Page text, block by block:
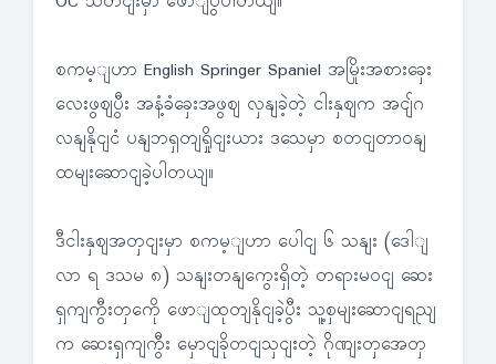
စကမ့ျဟာ English Springer Spaniel အမြိုးအစားခှေး
လေးဖွဈပွီး အနံ့ခံခှေးအဖွဈ လှနျခဲ့တဲ့ ငါးနှဈက အငျ်ဂ
လနျနိုငျငံ ပနျဘရှတျရှိုငျးယား ဒသေမှာ စတငျတာဝနျ
ထမျးဆောငျခဲ့ပါတယျ။
ဒီငါးနှဈအတှငျးမှာ စကမ့ျဟာ ပေါငျ ၆ သနျး (ဒေါျ
လာ ရ ဒသမ ၈) သနျးတနျကွေးရှိတဲ့ တရားမဝငျ ဆေး
ရှကျကွီးတှကေို ဖောျထုတျနိုငျခဲ့ပွီး သူ့စှမျးဆောငျရညျ
က ဆေးရှကျကွီး မှောငျခိုတငျသှငျးတဲ့ ဂိုဏျးတှအေတှ